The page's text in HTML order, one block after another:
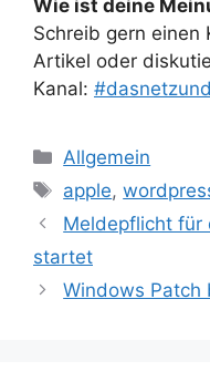
Wie ist deine
Schreib gern einen
Artikel oder
Kanal:
Kategorien
Allgemein
Schlagwörter
apple,
Meldepflicht für
startet
Windows Patch